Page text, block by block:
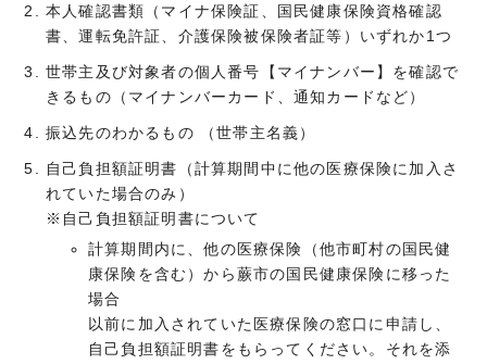
本人確認書類（マイナ保険証、国民健康保険資格確認
書、運転免許証、介護保険被保険者証等）いずれか1つ
世帯主及び対象者の個人番号【マイナンバー】を確認で
きるもの（マイナンバーカード、通知カードなど）
振込先のわかるもの （世帯主名義）
自己負担額証明書（計算期間中に他の医療保険に加入さ
れていた場合のみ）
※自己負担額証明書について
計算期間内に、他の医療保険（他市町村の国民健
康保険を含む）から蕨市の国民健康保険に移った
場合
以前に加入されていた医療保険の窓口に申請し、
自己負担額証明書をもらってください。それを添